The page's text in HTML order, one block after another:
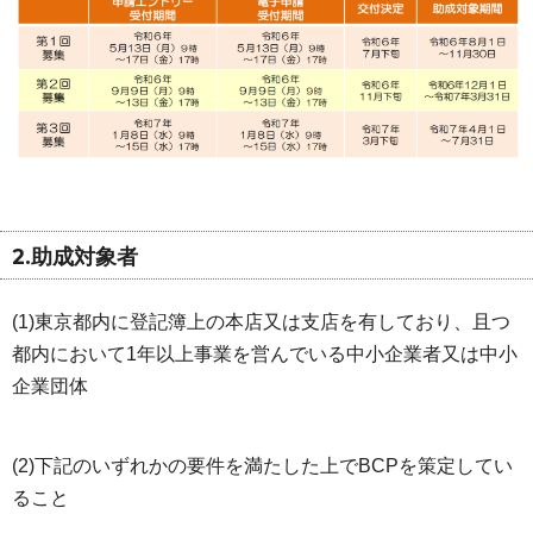
2.助成対象者
(1)東京都内に登記簿上の本店又は支店を有しており、且つ
都内において1年以上事業を営んでいる中小企業者又は中小
企業団体
(2)下記のいずれかの要件を満たした上でBCPを策定してい
ること